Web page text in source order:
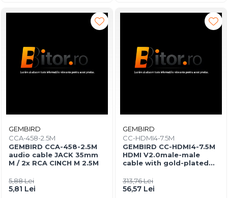
GEMBIRD
CCA-458-2.5M
GEMBIRD CCA-458-2.5M
audio cable JACK 35mm
M / 2x RCA CINCH M 2.5M
5,88 Lei
5,81 Lei
GEMBIRD
CC-HDMI4-7.5M
GEMBIRD CC-HDMI4-7.5M
HDMI V2.0male-male
cable with gold-plated
package
313,76 Lei
56,57 Lei